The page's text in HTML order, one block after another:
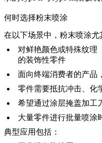
何时选择粉末喷涂
在以下场景中，粉末喷涂尤
对鲜艳颜色或特殊纹理
的装饰性零件
面向终端消费者的产品
零件需要抵抗冲击、化
希望通过涂层掩盖加工
大量零件进行批量喷涂
典型应用包括：